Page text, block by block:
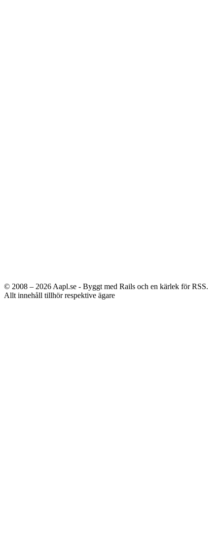
© 2008 – 2026 Aapl.se - Byggt med Rails och en kärlek för RSS.
Allt innehåll tillhör respektive ägare